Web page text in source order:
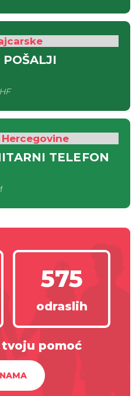
POŠALJI
TELEFON
575
odraslih
pomoć